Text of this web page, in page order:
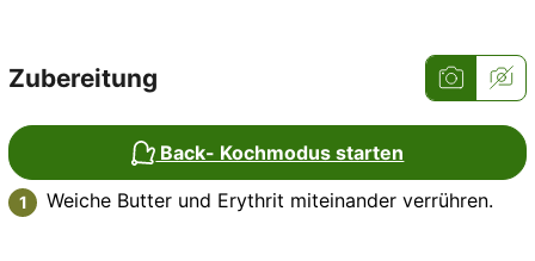
Zubereitung
Back- Kochmodus starten
Weiche Butter und Erythrit miteinander verrühren.